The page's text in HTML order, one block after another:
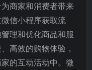
商家和消费者带来
信小程序获取流
理和优化商品和服
高效的购物体验，
的互动活动中。微